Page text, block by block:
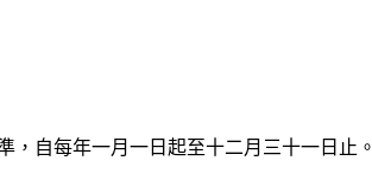
，自每年一月一日起至十二月三十一日止。